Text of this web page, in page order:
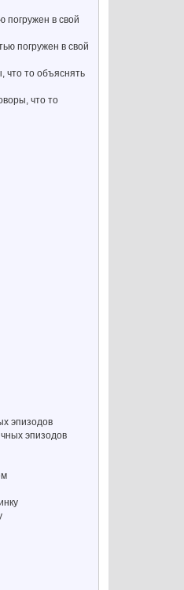
погружен в свой
погружен в свой
что то объяснять
что то
эпизодов
эпизодов